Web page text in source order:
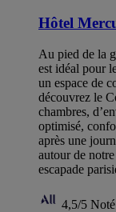
Hôtel
Au pied de la
est idéal pour
un espace de
découvrez le
chambres,
optimisé,
après une
autour de
escapade
4,5/5